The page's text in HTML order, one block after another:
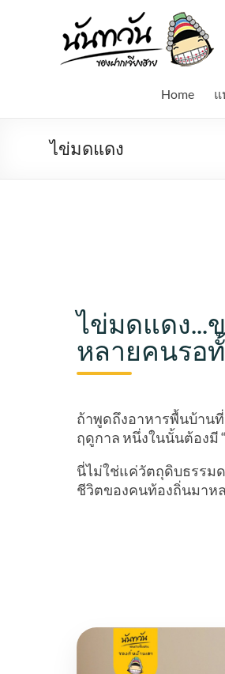
Namnuntawan
แหนม
ถอบ
รถ
Home
ไข่มดแดง
ไข่มดแดง...
หลายคนรอ
ถ้าพูดถึงอาหารพื้นบ้าน
ฤดูกาล หนึ่งในนั้นต้องมี
นี่ไม่ใช่แค่วัตถุดิบธรรม
ชีวิตของคนท้องถิ่นมาห